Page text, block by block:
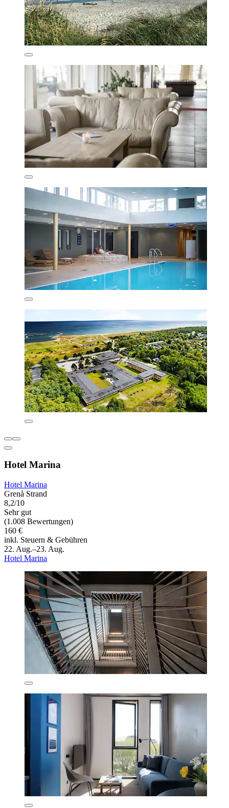
Hotel Marina
Hotel Marina
Grenå Strand
8,2/10
Sehr gut
(1.008 Bewertungen)
160 €
inkl. Steuern & Gebühren
22. Aug.–23. Aug.
Hotel Marina